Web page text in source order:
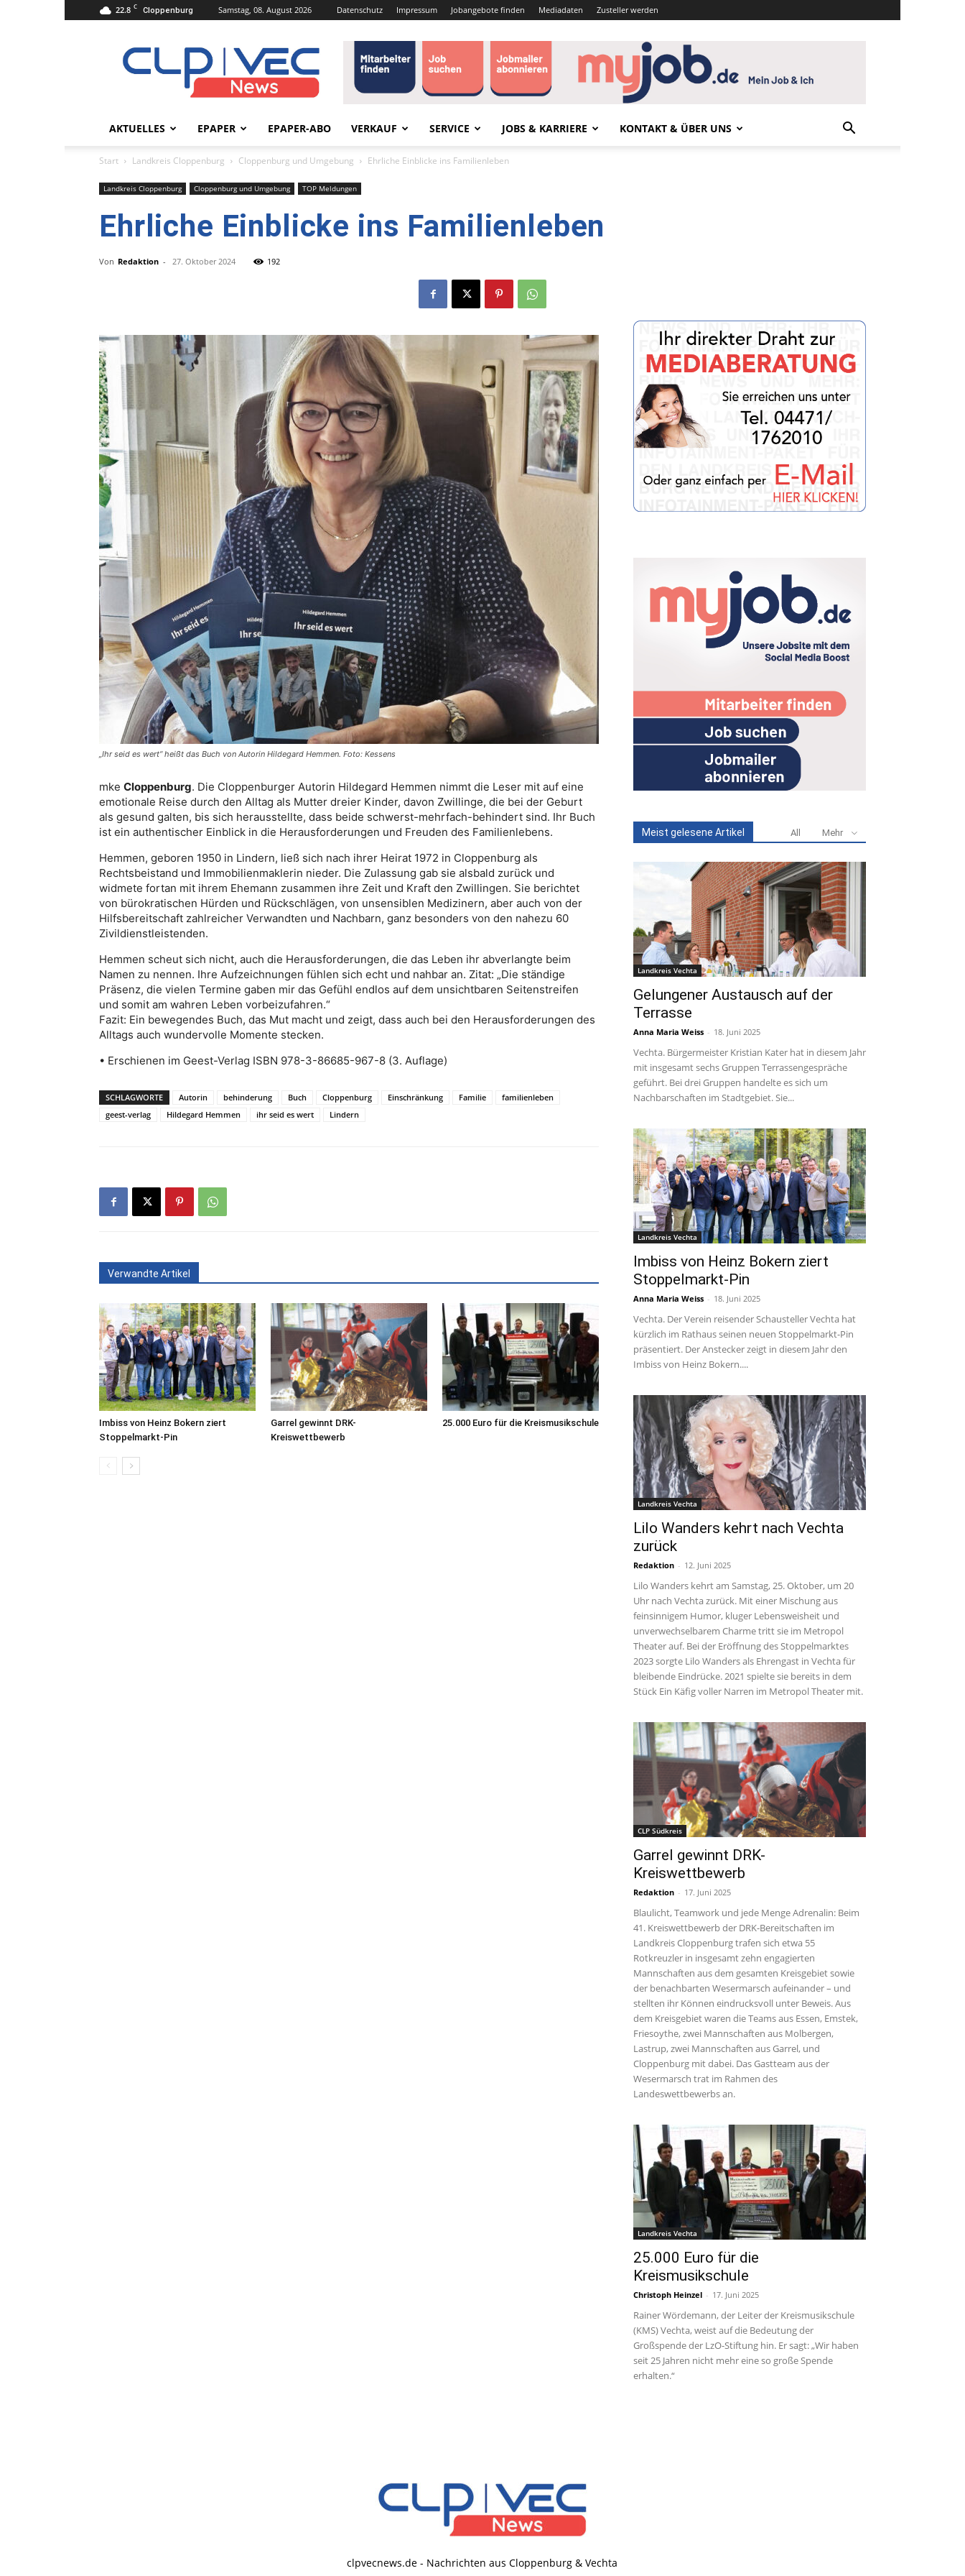
22.8 C Cloppenburg Samstag, 08. August 2026 Datenschutz Impressum Jobangebote finden Mediadaten Zusteller werden
clpvecnews.de
AKTUELLES EPAPER EPAPER-ABO VERKAUF SERVICE JOBS & KARRIERE KONTAKT & ÜBER UNS
Start Landkreis Cloppenburg Cloppenburg und Umgebung Ehrliche Einblicke ins Familienleben
Landkreis Cloppenburg Cloppenburg und Umgebung TOP Meldungen
Ehrliche Einblicke ins Familienleben
Von Redaktion - 27. Oktober 2024 192
„Ihr seid es wert“ heißt das Buch von Autorin Hildegard Hemmen. Foto: Kessens
mke Cloppenburg. Die Cloppenburger Autorin Hildegard Hemmen nimmt die Leser mit auf eine
emotionale Reise durch den Alltag als Mutter dreier Kinder, davon Zwillinge, die bei der Geburt
als gesund galten, bis sich herausstellte, dass beide schwerst-mehrfach-behindert sind. Ihr Buch
ist ein authentischer Einblick in die Herausforderungen und Freuden des Familienlebens.
Hemmen, geboren 1950 in Lindern, ließ sich nach ihrer Heirat 1972 in Cloppenburg als
Rechtsbeistand und Immobilienmaklerin nieder. Die Zulassung gab sie alsbald zurück und
widmete fortan mit ihrem Ehemann zusammen ihre Zeit und Kraft den Zwillingen. Sie berichtet
von bürokratischen Hürden und Rückschlägen, von unsensiblen Medizinern, aber auch von der
Hilfsbereitschaft zahlreicher Verwandten und Nachbarn, ganz besonders von den nahezu 60
Zivildienstleistenden.
Hemmen scheut sich nicht, auch die Herausforderungen, die das Leben ihr abverlangte beim
Namen zu nennen. Ihre Aufzeichnungen fühlen sich echt und nahbar an. Zitat: „Die ständige
Präsenz, die vielen Termine gaben mir das Gefühl endlos auf dem unsichtbaren Seitenstreifen
und somit am wahren Leben vorbeizufahren.“
Fazit: Ein bewegendes Buch, das Mut macht und zeigt, dass auch bei den Herausforderungen des
Alltags auch wundervolle Momente stecken.
• Erschienen im Geest-Verlag ISBN 978-3-86685-967-8 (3. Auflage)
SCHLAGWORTE Autorin behinderung Buch Cloppenburg Einschränkung Familie
familienleben
geest-verlag
Hildegard Hemmen ihr seid es wert Lindern
Verwandte Artikel
Imbiss von Heinz Bokern ziert
Stoppelmarkt-Pin
Garrel gewinnt DRK-
Kreiswettbewerb
25.000 Euro für die Kreismusikschule
Meist gelesene Artikel All Mehr
Landkreis Vechta
Gelungener Austausch auf der
Terrasse
Anna Maria Weiss - 18. Juni 2025
Vechta. Bürgermeister Kristian Kater hat in diesem Jahr
mit insgesamt sechs Gruppen Terrassengespräche
geführt. Bei drei Gruppen handelte es sich um
Nachbarschaften im Stadtgebiet. Sie...
Landkreis Vechta
Imbiss von Heinz Bokern ziert
Stoppelmarkt-Pin
Anna Maria Weiss - 18. Juni 2025
Vechta. Der Verein reisender Schausteller Vechta hat
kürzlich im Rathaus seinen neuen Stoppelmarkt-Pin
präsentiert. Der Anstecker zeigt in diesem Jahr den
Imbiss von Heinz Bokern....
Landkreis Vechta
Lilo Wanders kehrt nach Vechta
zurück
Redaktion - 12. Juni 2025
Lilo Wanders kehrt am Samstag, 25. Oktober, um 20
Uhr nach Vechta zurück. Mit einer Mischung aus
feinsinnigem Humor, kluger Lebensweisheit und
unverwechselbarem Charme tritt sie im Metropol
Theater auf. Bei der Eröffnung des Stoppelmarktes
2023 sorgte Lilo Wanders als Ehrengast in Vechta für
bleibende Eindrücke. 2021 spielte sie bereits in dem
Stück Ein Käfig voller Narren im Metropol Theater mit.
CLP Südkreis
Garrel gewinnt DRK-
Kreiswettbewerb
Redaktion - 17. Juni 2025
Blaulicht, Teamwork und jede Menge Adrenalin: Beim
41. Kreiswettbewerb der DRK-Bereitschaften im
Landkreis Cloppenburg trafen sich etwa 55
Rotkreuzler in insgesamt zehn engagierten
Mannschaften aus dem gesamten Kreisgebiet sowie
der benachbarten Wesermarsch aufeinander – und
stellten ihr Können eindrucksvoll unter Beweis. Aus
dem Kreisgebiet waren die Teams aus Essen, Emstek,
Friesoythe, zwei Mannschaften aus Molbergen,
Lastrup, zwei Mannschaften aus Garrel, und
Cloppenburg mit dabei. Das Gastteam aus der
Wesermarsch trat im Rahmen des
Landeswettbewerbs an.
Landkreis Vechta
25.000 Euro für die
Kreismusikschule
Christoph Heinzel - 17. Juni 2025
Rainer Wördemann, der Leiter der Kreismusikschule
(KMS) Vechta, weist auf die Bedeutung der
Großspende der LzO-Stiftung hin. Er sagt: „Wir haben
seit 25 Jahren nicht mehr eine so große Spende
erhalten.“
clpvecnews.de - Nachrichten aus Cloppenburg & Vechta